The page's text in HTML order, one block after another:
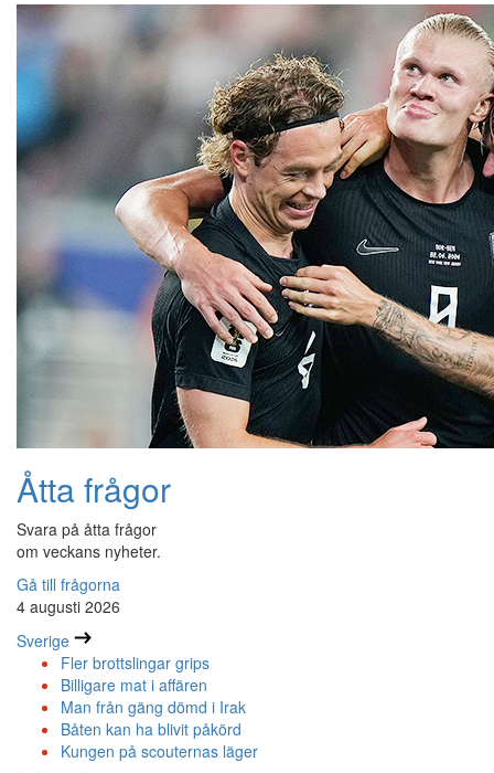
Åtta frågor
Svara på åtta frågor
om veckans nyheter.
Gå till frågorna
4 augusti 2026
Sverige
Fler brottslingar grips
Billigare mat i affären
Man från gäng dömd i Irak
Båten kan ha blivit påkörd
Kungen på scouternas läger